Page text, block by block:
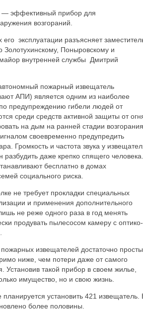
эффективный прибор для
возгораний.
эксплуатации разъясняет
Поныровскому и
внутренней службы Дмитрий
пожарный извещатель
АПИ) является одним из наиболее
предупреждению гибели людей от
среди средств активной защиты от
на дым на ранней стадии возгорания
своевременно предупредить
Громкость и частота звука у
разбудить даже крепко спящего человека.
бесплатно в домах
социального риска.
не требует прокладки специальных
и применения дополнительного
не реже одного раза в год менять
продувать пылесосом камеру с оптико-
извещателей достаточно
ниже, чем потери даже от самого
Установив такой прибор в своем жилье,
имущество, но и свою жизнь.
установить 421 извещатель.
более половины.